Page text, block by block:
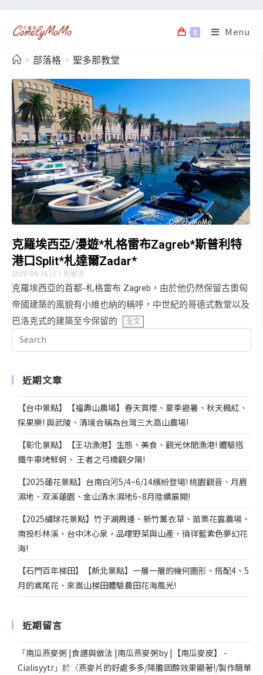
0 Menu
> 部落格 > 聖多那教堂
克羅埃西亞/漫遊*札格雷布Zagreb*斯普利特
港口Split*札達爾Zadar*
2019-09-16 1 則留言
克羅埃西亞的首都-札格雷布 Zagreb，由於他仍然保留古奧匈
帝國建築的風貌有小維也納的稱呼，中世紀的哥德式教堂以及
巴洛克式的建築至今保留的
全文
近期文章
【台中景點】【福壽山農場】春天賞櫻、夏季避暑、秋天楓紅、
採果樂! 與武陵、清境合稱為台灣三大高山農場!
【彰化景點】【王功漁港】生態、美食、觀光休閒漁港! 體驗搭
鐵牛車烤鮮蚵、 王者之弓橋觀夕陽!
【2025蓮花景點】台南白河5/4~6/14繽紛登場! 桃園觀音、月眉
濕地、双溪蓮園、金山清水濕地6~8月陸續展開!
【2025繡球花景點】竹子湖周邊、新竹薰衣草、苗栗花露農場、
南投杉林溪、台中沐心泉，品嚐野菜與山產，徜徉藍紫色夢幻花
海!
【石門百年梯田】【新北景點】一層一層的幾何圖形、搭配4、5
月的鳶尾花、來嵩山梯田體驗農田花海風光!
近期留言
「南瓜燕麥粥 |食譜與做法 |南瓜燕麥粥by |【南瓜麥皮】 -
Cialisyytr 」於〈燕麥片的好處多多/降膽固醇效果顯著!/製作簡單